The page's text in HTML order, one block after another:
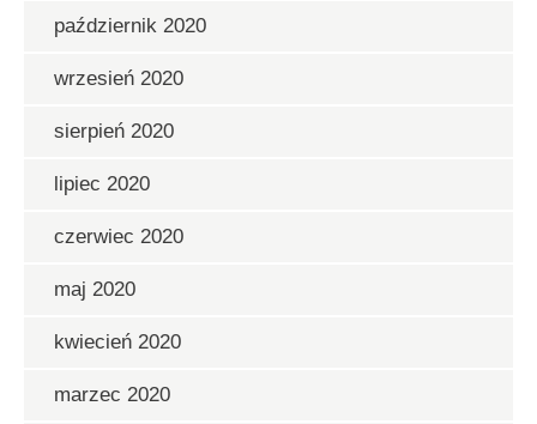
październik 2020
wrzesień 2020
sierpień 2020
lipiec 2020
czerwiec 2020
maj 2020
kwiecień 2020
marzec 2020